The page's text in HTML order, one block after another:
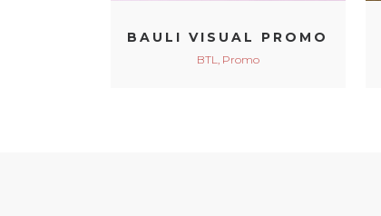
BAULI VISUAL PROMO
BTL, Promo